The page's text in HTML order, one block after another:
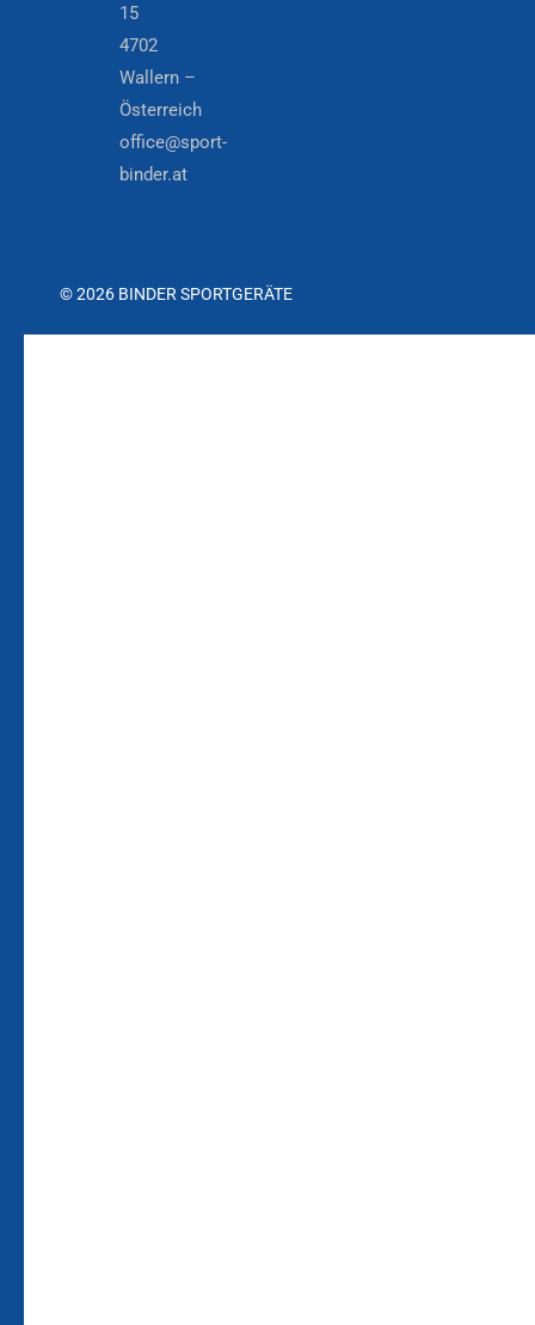
15
4702
Wallern –
Österreich
office@sport-
binder.at
© 2026 BINDER SPORTGERÄTE